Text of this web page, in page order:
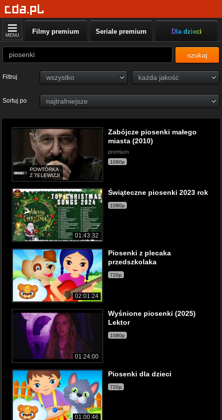
MENU Filmy premium Seriale premium Dla dzieci
szukaj
Filtruj
Sortuj po
POWTÓRKA
Z TELEWIZJI
Zabójcze piosenki małego
miasta (2010)
premium
1080p
01:43:32
Świąteczne piosenki 2023 rok
1080p
02:01:24
Piosenki z plecaka
przedszkolaka
720p
01:24:00
Wyśnione piosenki (2025)
Lektor
1080p
01:00:46
Piosenki dla dzieci
720p